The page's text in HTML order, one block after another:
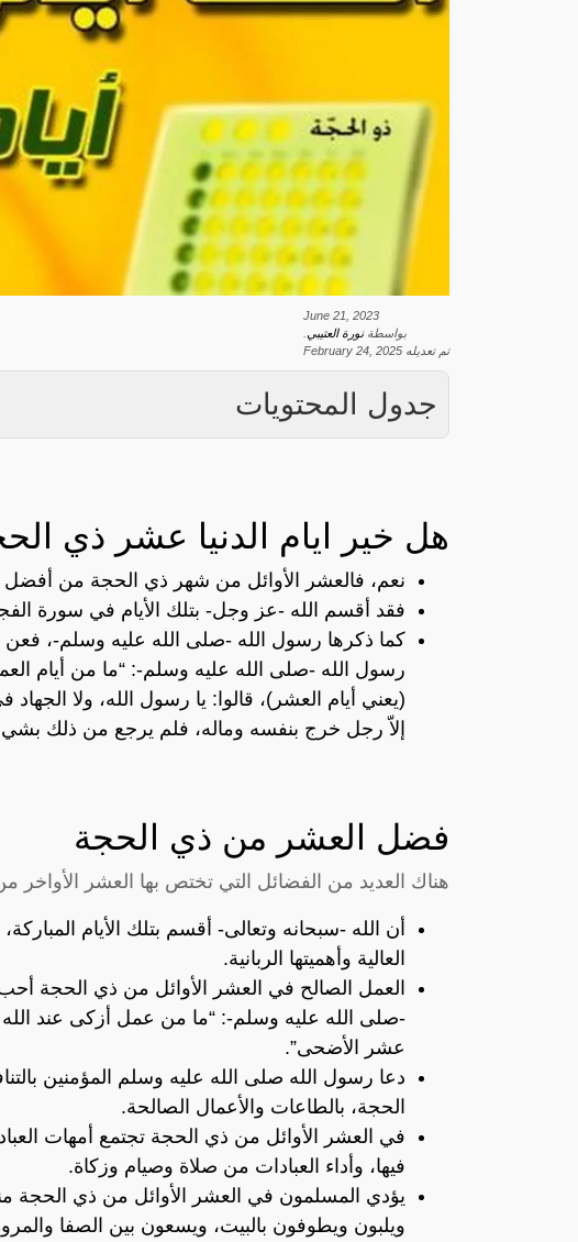
June 21, 2023
بواسطةنورة العتيبي
تم تعديله February 24, 2025
جدول المحتويات
هل خير ايام الدنيا عشر ذي
نعم، فالعشر الأوائل من شهر ذي الحجة من أفضل
فقد أقسم الله -عز وجل- بتلك الأيام في سورة
كما ذكرها رسول الله -صلى الله عليه وسلم-،
رسول الله -صلى الله عليه وسلم-: “ما من أيام
(يعني أيام العشر)، قالوا: يا رسول الله، ولا
إلاّ رجل خرج بنفسه وماله، فلم يرجع من ذلك
فضل العشر من ذي الحجة
هناك العديد من الفضائل التي تختص بها العشر
أن الله -سبحانه وتعالى- أقسم بتلك الأيام
العالية وأهميتها الربانية.
العمل الصالح في العشر الأوائل من ذي الحجة
-صلى الله عليه وسلم-: “ما من عمل أزكى عند
عشر الأضحى”.
دعا رسول الله صلى الله عليه وسلم المؤمنين
الحجة، بالطاعات والأعمال الصالحة.
في العشر الأوائل من ذي الحجة تجتمع أمهات
فيها، وأداء العبادات من صلاة وصيام وزكاة.
يؤدي المسلمون في العشر الأوائل من ذي الحجة
ويلبون ويطوفون بالبيت، ويسعون بين الصفا